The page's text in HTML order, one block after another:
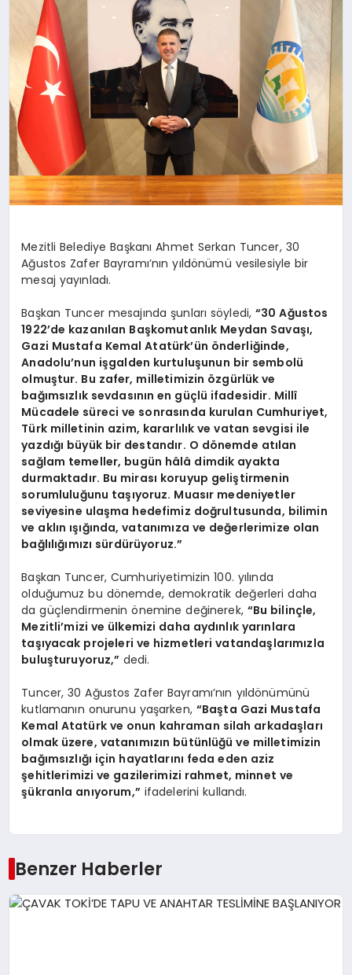
SPOR
DİĞER
Mezitli Belediye Başkanı Ahmet Serkan Tuncer, 30
Ağustos Zafer Bayramı’nın yıldönümü vesilesiyle bir
mesaj yayınladı.
Başkan Tuncer mesajında şunları söyledi,“30 Ağustos
1922’de kazanılan Başkomutanlık Meydan Savaşı,
Gazi Mustafa Kemal Atatürk’ün önderliğinde,
Anadolu’nun işgalden kurtuluşunun bir sembolü
olmuştur. Bu zafer, milletimizin özgürlük ve
bağımsızlık sevdasının en güçlü ifadesidir. Millî
Mücadele süreci ve sonrasında kurulan Cumhuriyet,
Türk milletinin azim, kararlılık ve vatan sevgisi ile
yazdığı büyük bir destandır. O dönemde atılan
sağlam temeller, bugün hâlâ dimdik ayakta
durmaktadır. Bu mirası koruyup geliştirmenin
sorumluluğunu taşıyoruz. Muasır medeniyetler
seviyesine ulaşma hedefimiz doğrultusunda, bilimin
ve aklın ışığında, vatanımıza ve değerlerimize olan
bağlılığımızı sürdürüyoruz.”
Başkan Tuncer, Cumhuriyetimizin 100. yılında
olduğumuz bu dönemde, demokratik değerleri daha
da güçlendirmenin önemine değinerek, “Bu bilinçle,
Mezitli’mizi ve ülkemizi daha aydınlık yarınlara
taşıyacak projeleri ve hizmetleri vatandaşlarımızla
buluşturuyoruz,” dedi.
Tuncer, 30 Ağustos Zafer Bayramı’nın yıldönümünü
kutlamanın onurunu yaşarken, “Başta Gazi Mustafa
Kemal Atatürk ve onun kahraman silah arkadaşları
olmak üzere, vatanımızın bütünlüğü ve milletimizin
bağımsızlığı için hayatlarını feda eden aziz
şehitlerimizi ve gazilerimizi rahmet, minnet ve
şükranla anıyorum,” ifadelerini kullandı.
Benzer Haberler